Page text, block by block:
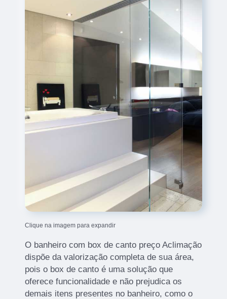
Clique na imagem para expandir
O banheiro com box de canto preço Aclimação
dispõe da valorização completa de sua área,
pois o box de canto é uma solução que
oferece funcionalidade e não prejudica os
demais itens presentes no banheiro, como o